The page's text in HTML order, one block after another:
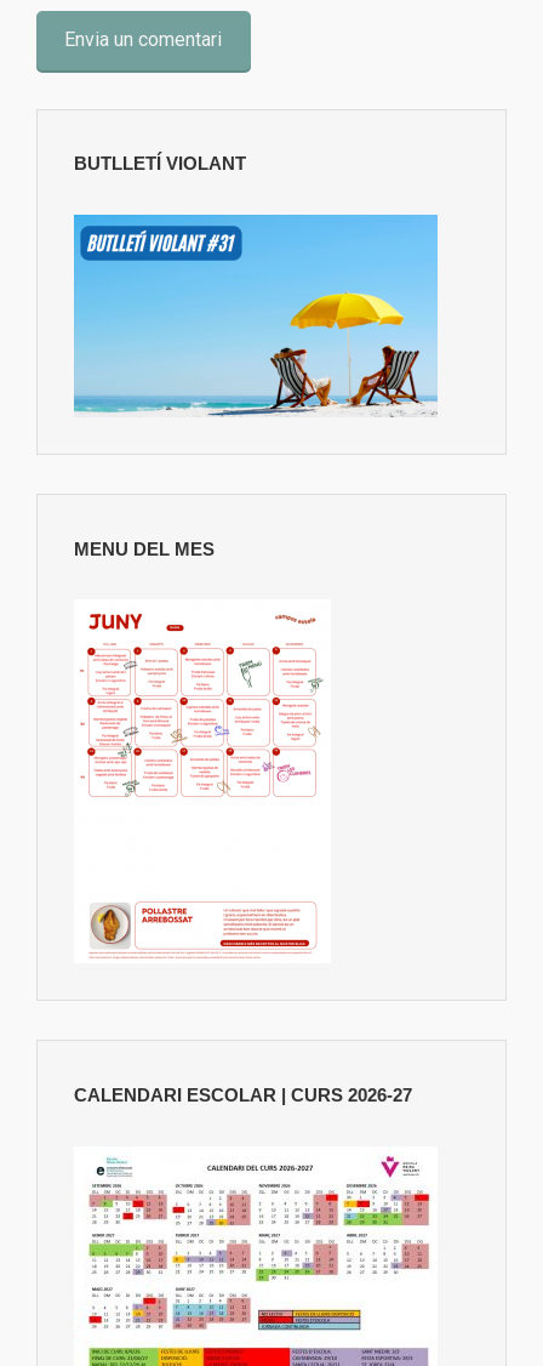
BUTLLETÍ VIOLANT
MENU DEL MES
CALENDARI ESCOLAR | CURS 2026-27